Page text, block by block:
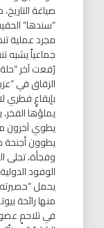
صياغة
“سندها”
مجرد عملية
جماعياً يشبه
رُفعت آخر
الزقاق في
بإيقاعٍ فطري
يملؤها
يطوي آخرون
يطوون أجنحة
وفجأة،
الوفود
يحمل
منها رائحة
في تلاحمٍ